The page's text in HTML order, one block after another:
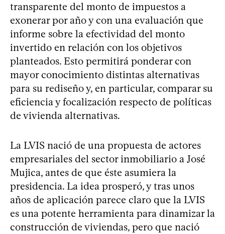
transparente del monto de impuestos a
exonerar por año y con una evaluación que
informe sobre la efectividad del monto
invertido en relación con los objetivos
planteados. Esto permitirá ponderar con
mayor conocimiento distintas alternativas
para su rediseño y, en particular, comparar su
eficiencia y focalización respecto de políticas
de vivienda alternativas.
La LVIS nació de una propuesta de actores
empresariales del sector inmobiliario a José
Mujica, antes de que éste asumiera la
presidencia. La idea prosperó, y tras unos
años de aplicación parece claro que la LVIS
es una potente herramienta para dinamizar la
construcción de viviendas, pero que nació